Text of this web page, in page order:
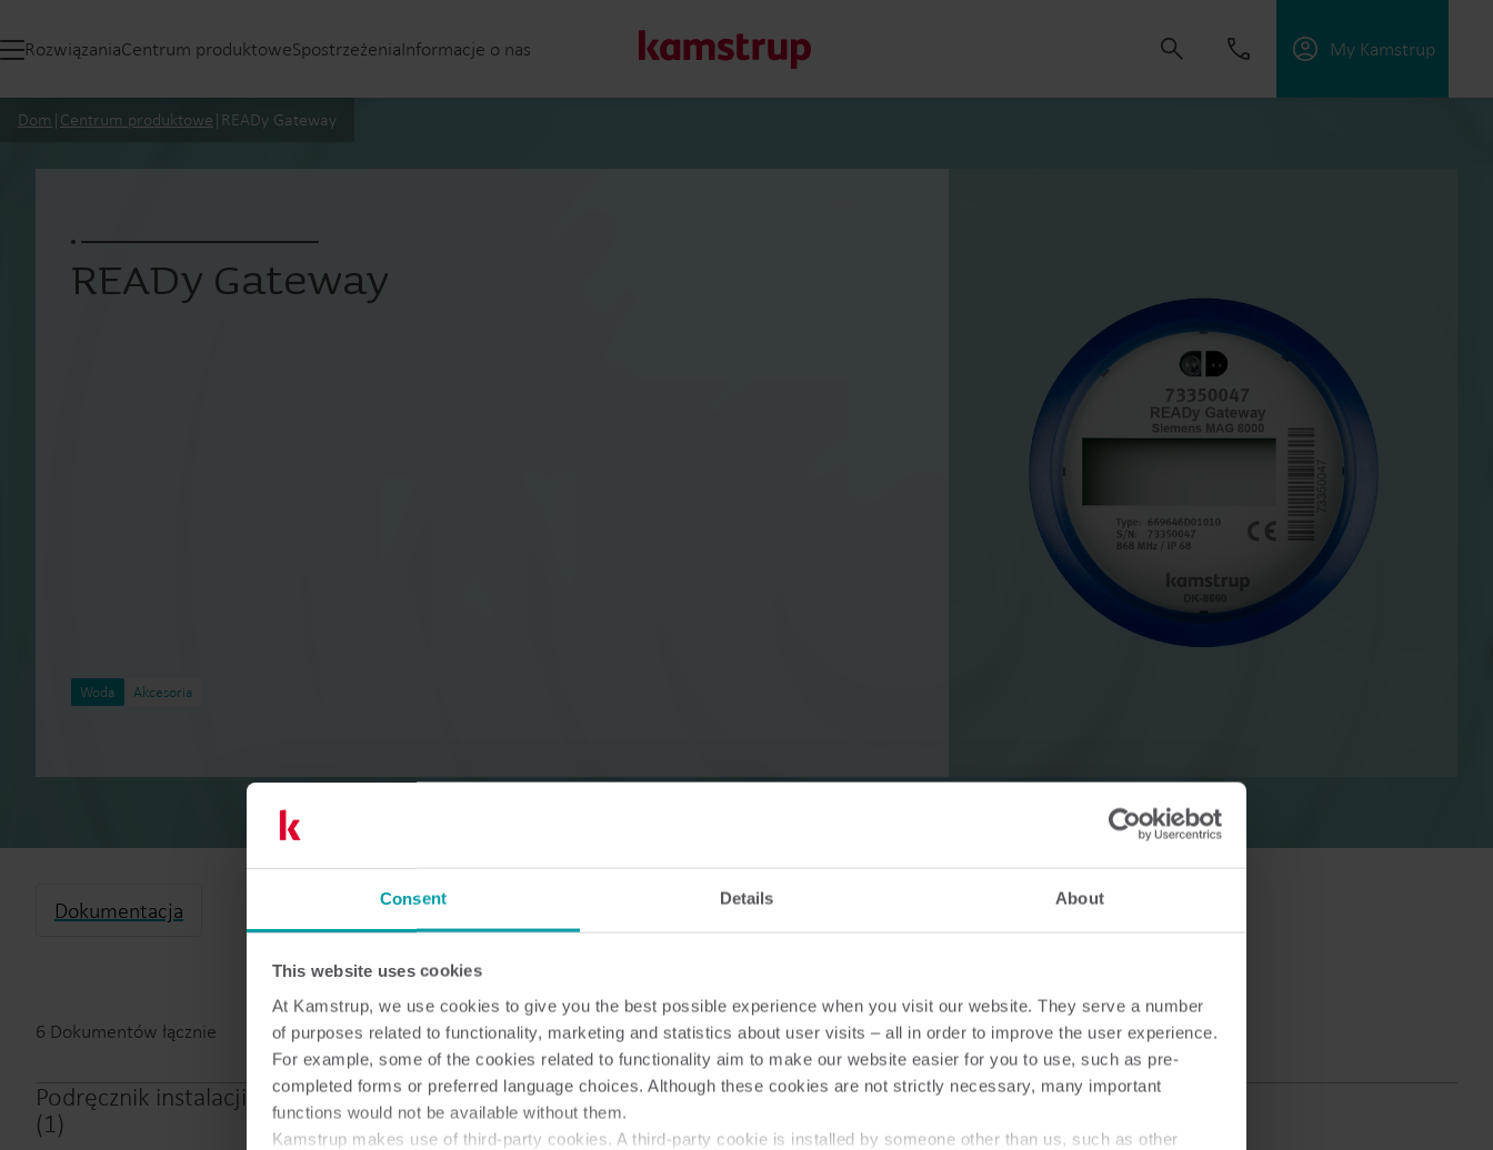
Consent Details About
This website uses cookies
At Kamstrup, we use cookies to give you the best possible experience when you visit our website. They serve a number
of purposes related to functionality, marketing and statistics about user visits – all in order to improve the user experience.
For example, some of the cookies related to functionality aim to make our website easier for you to use, such as pre-
completed forms or preferred language choices. Although these cookies are not strictly necessary, many important
functions would not be available without them.
Kamstrup makes use of third-party cookies. A third-party cookie is installed by someone other than us, such as other
RozwiązaniaCentrum produktoweSpostrzeżeniaInformacje o nas My Kamstrup
inteligentnego zarządzanie
energią.
Rozwiązania podlicznikowe
Rozwiązania podlicznikowe do precyzyjnego
monitorowania i efektywnego zarządzania
zasobami.
Centrum produktowe
Szczegółowe informacje i materiały dotyczące
wszystkich naszych innowacyjnych rozwiązań
można znaleźć w centrum produktowym.
Dom | Centrum produktowe | READy Gateway
READy Gateway
Woda Akcesoria
Dokumentacja
6 Dokumentów łącznie
Podręcznik instalacji i użytkownika
(1) READy Gateway (en-gb)